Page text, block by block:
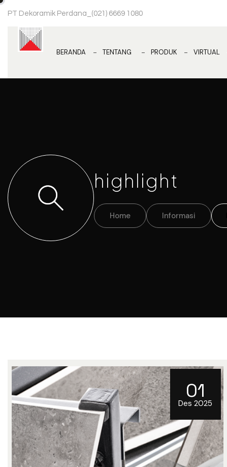
PT Dekoramik Perdana (021) 6669 1080
BERANDA TENTANG PRODUK VIRTUAL
highlight
Home Informasi
01
Des 2025